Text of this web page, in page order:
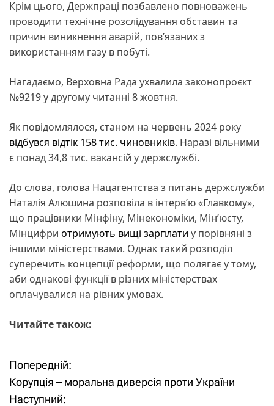
Крім цього, Держпраці позбавлено повноважень
проводити технічне розслідування обставин та
причин виникнення аварій, пов’язаних з
використанням газу в побуті.
Нагадаємо, Верховна Рада ухвалила законопроєкт
№9219 у другому читанні 8 жовтня.
Як повідомлялося, станом на червень 2024 року
відбувся відтік 158 тис. чиновників. Наразі вільними
є понад 34,8 тис. вакансій у держслужбі.
До слова, голова Нацагентства з питань держслужби
Наталія Алюшина розповіла в інтерв’ю «Главкому»,
що працівники Мінфіну, Мінекономіки, Мін’юсту,
Мінцифри отримують вищі зарплати у порівняні з
іншими міністерствами. Однак такий розподіл
суперечить концепції реформи, що полягає у тому,
аби однакові функції в різних міністерствах
оплачувалися на рівних умовах.
Читайте також:
Н
а
Попередній:
Корупція – моральна диверсія проти України
Наступний: